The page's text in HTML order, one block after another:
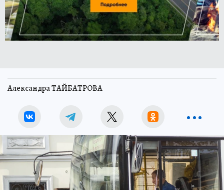
Александра ТАЙБАТРОВА